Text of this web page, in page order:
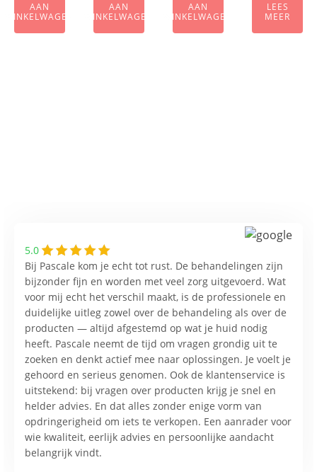
AAN
WINKELWAGEN
AAN
WINKELWAGEN
AAN
WINKELWAGEN
LEES
MEER
5.0
Bij Pascale kom je echt tot rust. De behandelingen zijn
bijzonder fijn en worden met veel zorg uitgevoerd. Wat
voor mij echt het verschil maakt, is de professionele en
duidelijke uitleg zowel over de behandeling als over de
producten — altijd afgestemd op wat je huid nodig
heeft. Pascale neemt de tijd om vragen grondig uit te
zoeken en denkt actief mee naar oplossingen. Je voelt je
gehoord en serieus genomen. Ook de klantenservice is
uitstekend: bij vragen over producten krijg je snel en
helder advies. En dat alles zonder enige vorm van
opdringerigheid om iets te verkopen. Een aanrader voor
wie kwaliteit, eerlijk advies en persoonlijke aandacht
belangrijk vindt.